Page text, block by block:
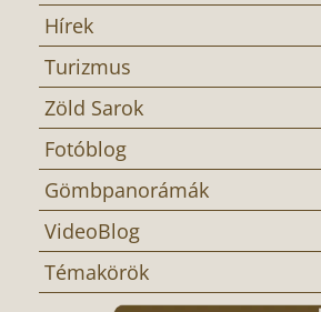
Hírek
Turizmus
Zöld Sarok
Fotóblog
Gömbpanorámák
VideoBlog
Témakörök